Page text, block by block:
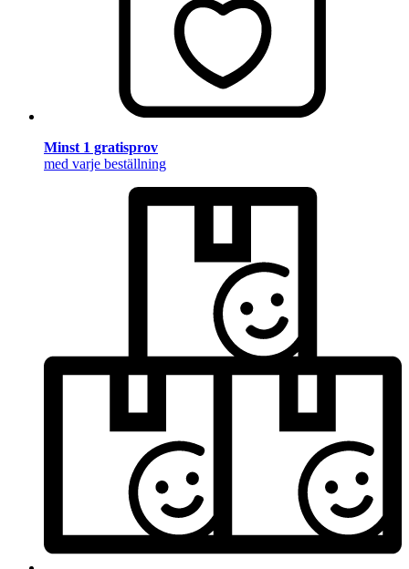
Minst 1 gratisprov
med varje beställning